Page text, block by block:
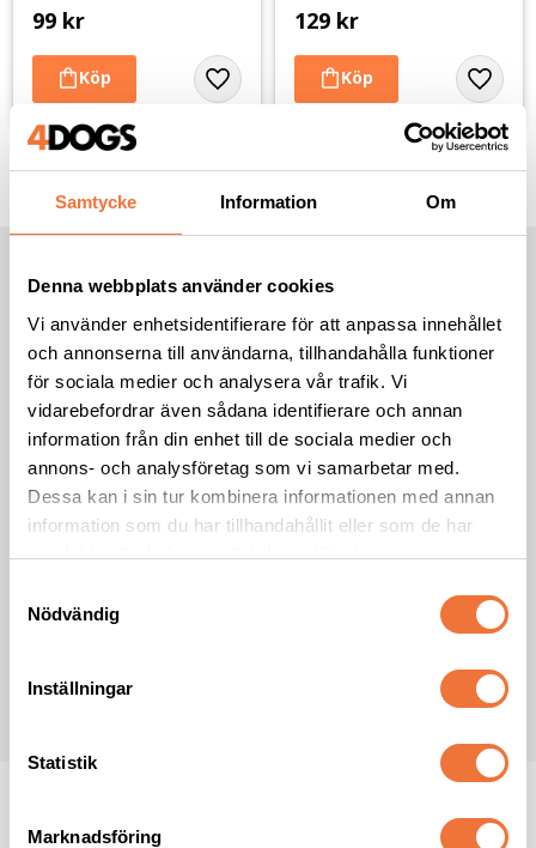
Samtycke Information Om
Denna webbplats använder cookies
Vi använder enhetsidentifierare för att anpassa innehållet
och annonserna till användarna, tillhandahålla funktioner
för sociala medier och analysera vår trafik. Vi
vidarebefordrar även sådana identifierare och annan
information från din enhet till de sociala medier och
annons- och analysföretag som vi samarbetar med.
Dessa kan i sin tur kombinera informationen med annan
information som du har tillhandahållit eller som de har
samlat in när du har använt deras tjänster.
Nödvändig
Inställningar
Statistik
Marknadsföring
99 kr
Lägg till i favoriter
129 kr
Lägg
NYHETSBREV
* Obligatoriskt fält
E-post*
Förnamn
Efternamn
Jag samtycker till att ta emot nyhetsbrev från 4Dogs i enlighet med